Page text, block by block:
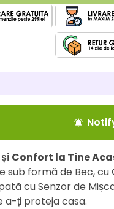
notifications_active
Confort la Tine
sub formă de Bec, cu
cu Senzor de
a-ți proteja casa.